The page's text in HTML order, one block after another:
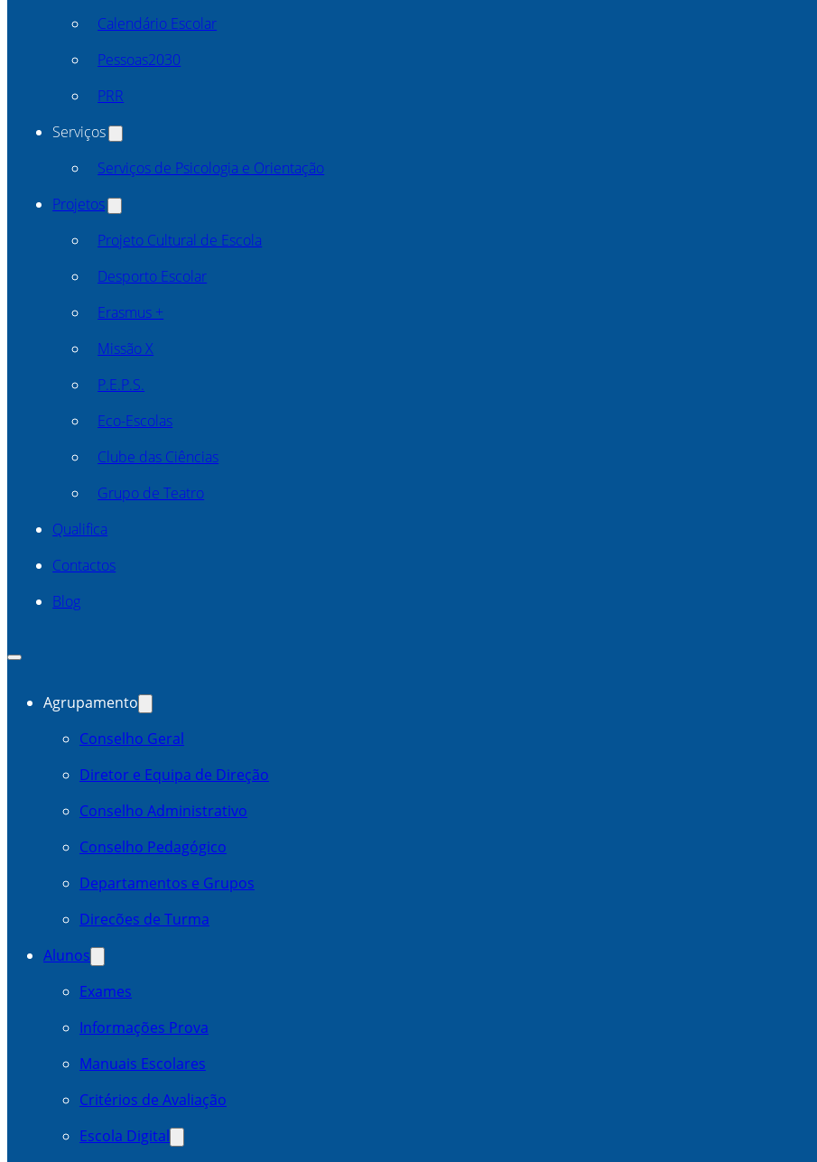
Calendário Escolar
Pessoas2030
PRR
Serviços
Serviços de Psicologia e Orientação
Projetos
Projeto Cultural de Escola
Desporto Escolar
Erasmus +
Missão X
P.E.P.S.
Eco-Escolas
Clube das Ciências
Grupo de Teatro
Qualifica
Contactos
Blog
Agrupamento
Conselho Geral
Diretor e Equipa de Direção
Conselho Administrativo
Conselho Pedagógico
Departamentos e Grupos
Direcões de Turma
Alunos
Exames
Informações Prova
Manuais Escolares
Critérios de Avaliação
Escola Digital